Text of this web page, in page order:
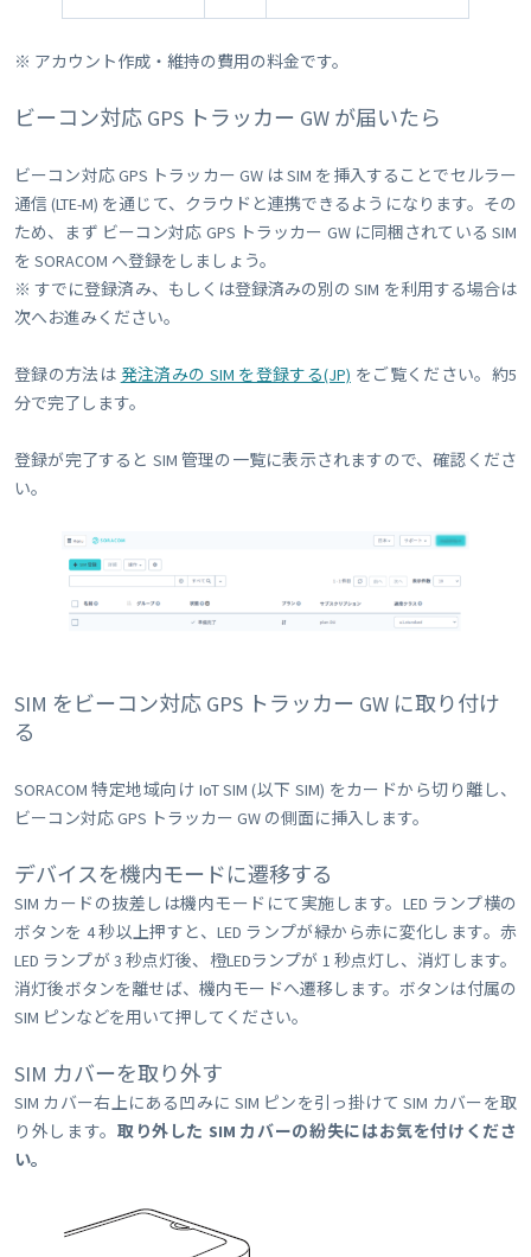
※ アカウント作成・維持の費用の料金です。
ビーコン対応 GPS トラッカー GW が届いたら
ビーコン対応 GPS トラッカー GW は SIM を挿入することでセルラー
通信 (LTE-M) を通じて、クラウドと連携できるようになります。その
ため、まず ビーコン対応 GPS トラッカー GW に同梱されている SIM
を SORACOM へ登録をしましょう。
※ すでに登録済み、もしくは登録済みの別の SIM を利用する場合は
次へお進みください。
登録の方法は 発注済みの SIM を登録する(JP) をご覧ください。約5
分で完了します。
登録が完了すると SIM 管理の一覧に表示されますので、確認くださ
い。
SIM をビーコン対応 GPS トラッカー GW に取り付け
る
SORACOM 特定地域向け IoT SIM (以下 SIM) をカードから切り離し、
ビーコン対応 GPS トラッカー GW の側面に挿入します。
デバイスを機内モードに遷移する
SIM カードの抜差しは機内モードにて実施します。LED ランプ横の
ボタンを 4 秒以上押すと、LED ランプが緑から赤に変化します。赤
LED ランプが 3 秒点灯後、橙LEDランプが 1 秒点灯し、消灯します。
消灯後ボタンを離せば、機内モードへ遷移します。ボタンは付属の
SIM ピンなどを用いて押してください。
SIM カバーを取り外す
SIM カバー右上にある凹みに SIM ピンを引っ掛けて SIM カバーを取
り外します。 取り外した SIM カバーの紛失にはお気を付けくださ
い。